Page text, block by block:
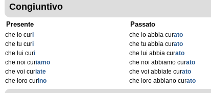
Congiuntivo
Presente
che io curi
che tu curi
che lui curi
che noi curiamo
che voi curiate
che loro curino
Passato
che io abbia curato
che tu abbia curato
che lui abbia curato
che noi abbiamo curato
che voi abbiate curato
che loro abbiano curato